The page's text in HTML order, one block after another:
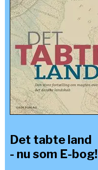
Det tabte land
- nu som E-bog!